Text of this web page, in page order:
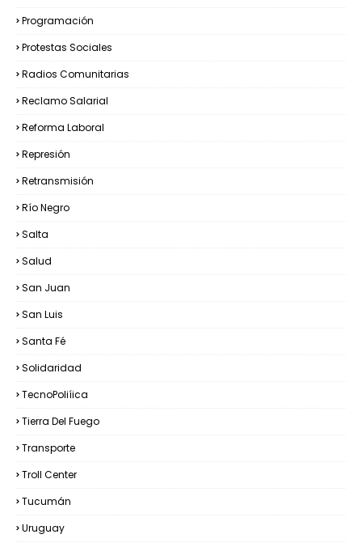
Programación
Protestas Sociales
Radios Comunitarias
Reclamo Salarial
Reforma Laboral
Represión
Retransmisión
Río Negro
Salta
Salud
San Juan
San Luis
Santa Fé
Solidaridad
TecnoPoliíica
Tierra Del Fuego
Transporte
Troll Center
Tucumán
Uruguay